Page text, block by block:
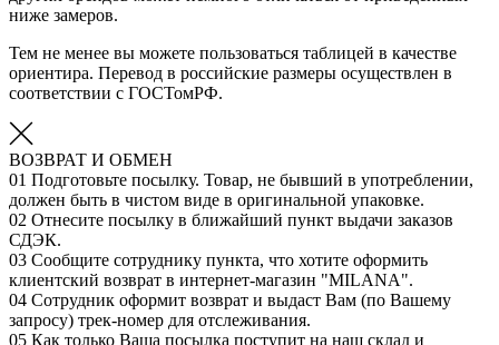
ниже замеров.
Тем не менее вы можете пользоваться таблицей в качестве
ориентира. Перевод в российские размеры осуществлен в
соответствии с ГОСТомРФ.
ВОЗВРАТ И ОБМЕН
01 Подготовьте посылку. Товар, не бывший в употреблении,
должен быть в чистом виде в оригинальной упаковке.
02 Отнесите посылку в ближайший пункт выдачи заказов
СДЭК.
03 Сообщите сотруднику пункта, что хотите оформить
клиентский возврат в интернет-магазин "MILANA".
04 Сотрудник оформит возврат и выдаст Вам (по Вашему
запросу) трек-номер для отслеживания.
05 Как только Ваша посылка поступит на наш склад и